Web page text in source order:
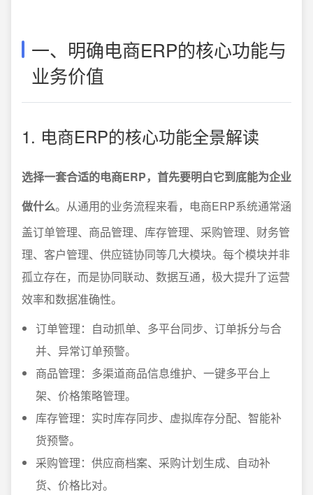
一、明确电商ERP的核心功能与
业务价值
1. 电商ERP的核心功能全景解读
选择一套合适的电商ERP，首先要明白它到底能为企业
做什么。从通用的业务流程来看，电商ERP系统通常涵
盖订单管理、商品管理、库存管理、采购管理、财务管
理、客户管理、供应链协同等几大模块。每个模块并非
孤立存在，而是协同联动、数据互通，极大提升了运营
效率和数据准确性。
订单管理：自动抓单、多平台同步、订单拆分与合
并、异常订单预警。
商品管理：多渠道商品信息维护、一键多平台上
架、价格策略管理。
库存管理：实时库存同步、虚拟库存分配、智能补
货预警。
采购管理：供应商档案、采购计划生成、自动补
货、价格比对。